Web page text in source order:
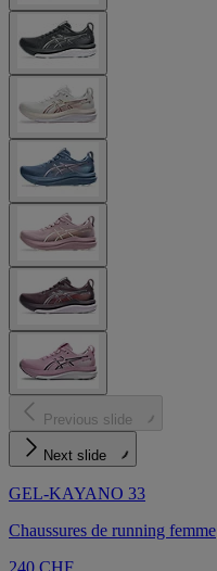
Previous slide
Next slide
GEL-KAYANO 33
Chaussures de running femme
240 CHF